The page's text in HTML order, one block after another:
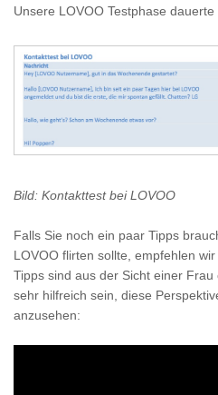
Unsere LOVOO Testphase
Bild: Kontakttest bei LOVOO
Falls Sie noch ein paar Tipps
LOVOO flirten sollte, empfehlen
Tipps sind aus der Sicht einer
sehr hilfreich sein, diese
anzusehen: